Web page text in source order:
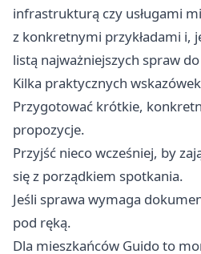
infrastrukturą czy usługami
z konkretnymi przykładami i,
listą najważniejszych spraw
Kilka praktycznych
Przygotować krótkie,
propozycje.
Przyjść nieco wcześniej, by
się z porządkiem spotkania.
Jeśli sprawa wymaga
pod ręką.
Dla mieszkańców Guido to